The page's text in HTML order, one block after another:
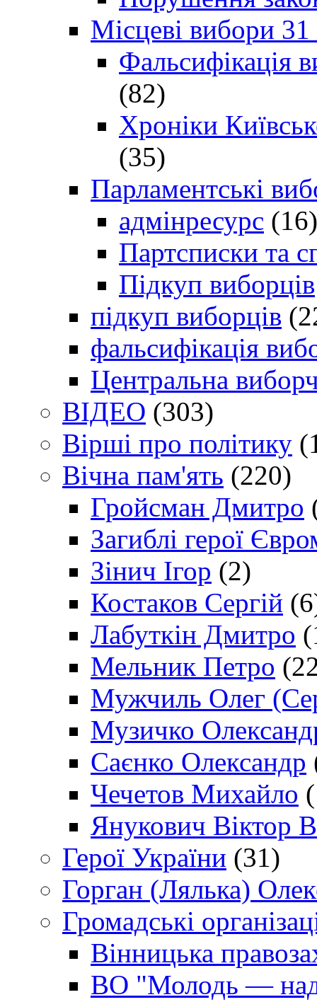
Місцеві вибори
Фальсифікація
(82)
Хроніки
(35)
Парламентські
адмінресурс (16)
Партсписки та
Підкуп виборців
підкуп виборців
фальсифікація
Центральна
ВІДЕО (303)
Вірші про політику
Вічна пам'ять (220)
Гройсман Дмитро
Загиблі герої
Зінич Ігор (2)
Костаков Сергій
Лабуткін Дмитро
Мельник Петро
Мужчиль Олег
Музичко
Саєнко Олександр
Чечетов Михайло
Янукович Віктор
Герої України (31)
Горган (Лялька)
Громадські
Вінницька
ВО "Молодь —